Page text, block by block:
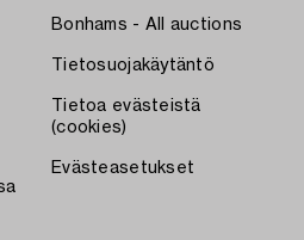
Bonhams - All auctions
Tietosuojakäytäntö
Tietoa evästeistä
(cookies)
Evästeasetukset